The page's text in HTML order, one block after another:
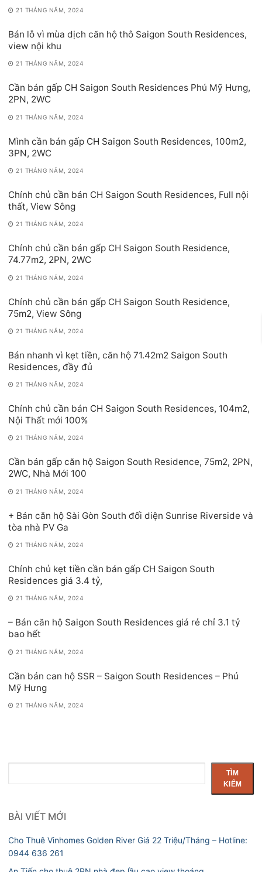
21 THÁNG NĂM, 2024
Bán lỗ vì mùa dịch căn hộ thô Saigon South Residences,
view nội khu
21 THÁNG NĂM, 2024
Cần bán gấp CH Saigon South Residences Phú Mỹ Hưng,
2PN, 2WC
21 THÁNG NĂM, 2024
Mình cần bán gấp CH Saigon South Residences, 100m2,
3PN, 2WC
21 THÁNG NĂM, 2024
Chính chủ cần bán CH Saigon South Residences, Full nội
thất, View Sông
21 THÁNG NĂM, 2024
Chính chủ cần bán gấp CH Saigon South Residence,
74.77m2, 2PN, 2WC
21 THÁNG NĂM, 2024
Chính chủ cần bán gấp CH Saigon South Residence,
75m2, View Sông
21 THÁNG NĂM, 2024
Bán nhanh vì kẹt tiền, căn hộ 71.42m2 Saigon South
Residences, đầy đủ
21 THÁNG NĂM, 2024
Chính chủ cần bán CH Saigon South Residences, 104m2,
Nội Thất mới 100%
21 THÁNG NĂM, 2024
Cần bán gấp căn hộ Saigon South Residence, 75m2, 2PN,
2WC, Nhà Mới 100
21 THÁNG NĂM, 2024
+ Bán căn hộ Sài Gòn South đối diện Sunrise Riverside và
tòa nhà PV Ga
21 THÁNG NĂM, 2024
Chính chủ kẹt tiền cần bán gấp CH Saigon South
Residences giá 3.4 tỷ,
21 THÁNG NĂM, 2024
– Bán căn hộ Saigon South Residences giá rẻ chỉ 3.1 tỷ
bao hết
21 THÁNG NĂM, 2024
Cần bán can hộ SSR – Saigon South Residences – Phú
Mỹ Hưng
21 THÁNG NĂM, 2024
kiếm
TÌM
KIẾM
BÀI VIẾT MỚI
Cho Thuê Vinhomes Golden River Giá 22 Triệu/Tháng – Hotline:
0944 636 261